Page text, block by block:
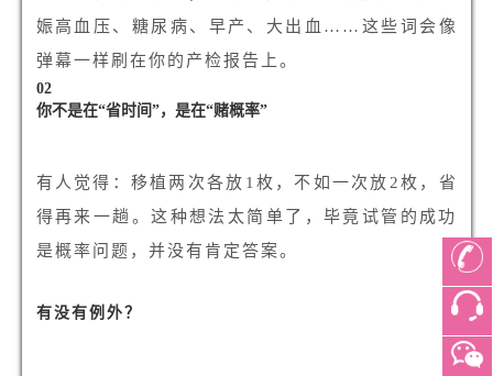
娠高血压、糖尿病、早产、大出血……这些词会像
弹幕一样刷在你的产检报告上。
02
你不是在“省时间”，是在“赌概率”
有人觉得：移植两次各放1枚，不如一次放2枚，省
得再来一趟。这种想法太简单了，毕竟试管的成功
是概率问题，并没有肯定答案。
有没有例外？